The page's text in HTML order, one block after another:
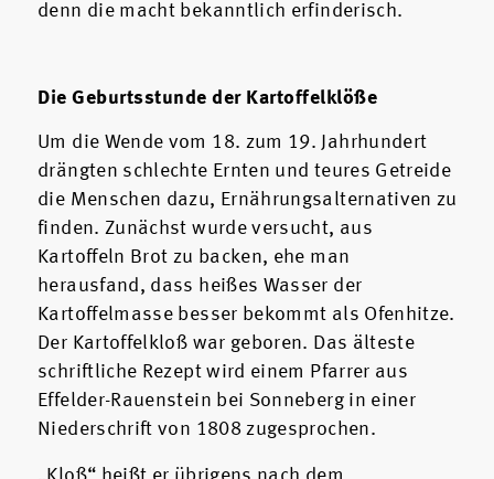
denn die macht bekanntlich erfinderisch.
Die Geburtsstunde der Kartoffelklöße
Um die Wende vom 18. zum 19. Jahrhundert
drängten schlechte Ernten und teures Getreide
die Menschen dazu, Ernährungsalternativen zu
finden. Zunächst wurde versucht, aus
Kartoffeln Brot zu backen, ehe man
herausfand, dass heißes Wasser der
Kartoffelmasse besser bekommt als Ofenhitze.
Der Kartoffelkloß war geboren. Das älteste
schriftliche Rezept wird einem Pfarrer aus
Effelder-Rauenstein bei Sonneberg in einer
Niederschrift von 1808 zugesprochen.